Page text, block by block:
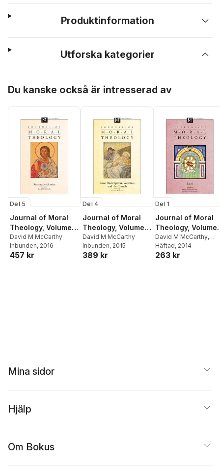
Produktinformation
Utforska kategorier
Du kanske också är intresserad av
Del 5
Journal of Moral
Theology, Volume
5, Number 2
David M McCarthy
Inbunden, 2016
457 kr
Del 4
Journal of Moral
Theology, Volume
4, Number 2
David M McCarthy
Inbunden, 2015
389 kr
Del 1
Journal of Moral
Theology, Volume
Number 2
David M McCarthy,
Joshua P Hochschild
Häftad, 2014
263 kr
Mina sidor
Hjälp
Om Bokus